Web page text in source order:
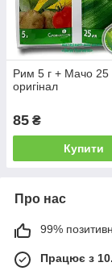
Рим 5 г + Мачо 25
оригінал
85 ₴
Купити
Про нас
99%
Працює з